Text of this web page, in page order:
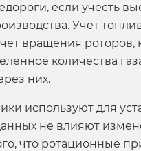
если учесть
Учет
вращения роторов,
количества
них.
используют для
не влияют
что ротационные